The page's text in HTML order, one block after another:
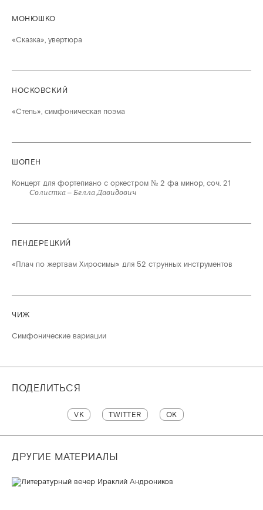
МОНЮШКО
«Сказка», увертюра
НОСКОВСКИЙ
«Степь», симфоническая поэма
ШОПЕН
Концерт для фортепиано с оркестром № 2 фа минор, соч. 21
Солистка – Белла Давидович
ПЕНДЕРЕЦКИЙ
«Плач по жертвам Хиросимы» для 52 струнных инструментов
ЧИЖ
Симфонические вариации
ПОДЕЛИТЬСЯ
VK TWITTER OK
ДРУГИЕ МАТЕРИАЛЫ